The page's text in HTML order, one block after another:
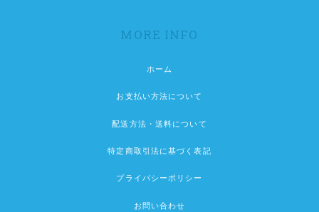
MORE INFO
ホーム
お支払い方法について
配送方法・送料について
特定商取引法に基づく表記
プライバシーポリシー
お問い合わせ